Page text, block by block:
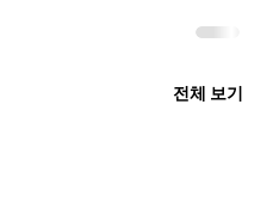
전체 보기